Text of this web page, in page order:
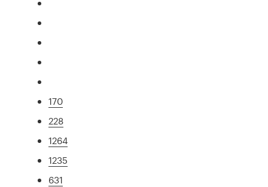
170
228
1264
1235
631